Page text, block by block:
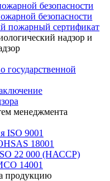
безопасности
безопасности
пожарный сертификат
надзор и
государственной
менеджмента
ISO 9001
18001
22 000 (НАССР)
14001
продукцию